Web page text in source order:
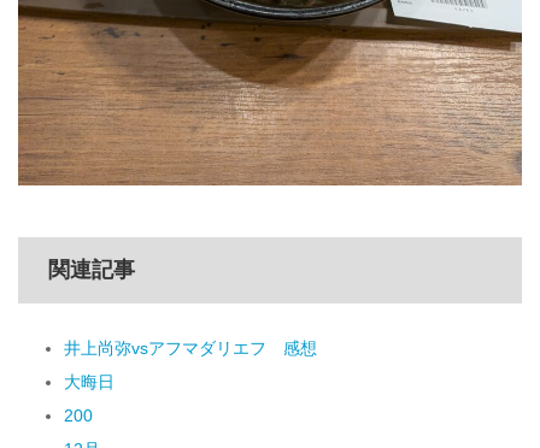
関連記事
井上尚弥vsアフマダリエフ 感想
大晦日
200